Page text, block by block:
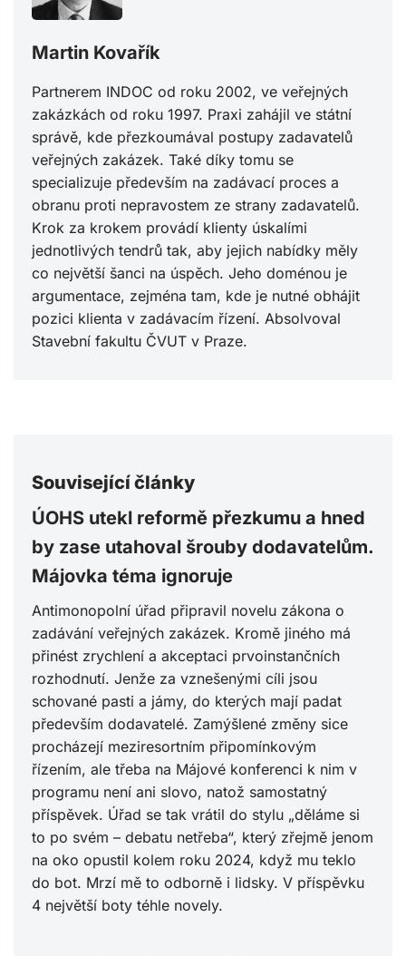
Martin Kovařík
Partnerem INDOC od roku 2002, ve veřejných
zakázkách od roku 1997. Praxi zahájil ve státní
správě, kde přezkoumával postupy zadavatelů
veřejných zakázek. Také díky tomu se
specializuje především na zadávací proces a
obranu proti nepravostem ze strany zadavatelů.
Krok za krokem provádí klienty úskalími
jednotlivých tendrů tak, aby jejich nabídky měly
co největší šanci na úspěch. Jeho doménou je
argumentace, zejména tam, kde je nutné obhájit
pozici klienta v zadávacím řízení. Absolvoval
Stavební fakultu ČVUT v Praze.
Související články
ÚOHS utekl reformě přezkumu a hned
by zase utahoval šrouby dodavatelům.
Májovka téma ignoruje
Antimonopolní úřad připravil novelu zákona o
zadávání veřejných zakázek. Kromě jiného má
přinést zrychlení a akceptaci prvoinstančních
rozhodnutí. Jenže za vznešenými cíli jsou
schované pasti a jámy, do kterých mají padat
především dodavatelé. Zamýšlené změny sice
procházejí meziresortním připomínkovým
řízením, ale třeba na Májové konferenci k nim v
programu není ani slovo, natož samostatný
příspěvek. Úřad se tak vrátil do stylu „děláme si
to po svém – debatu netřeba“, který zřejmě jenom
na oko opustil kolem roku 2024, když mu teklo
do bot. Mrzí mě to odborně i lidsky. V příspěvku
4 největší boty téhle novely.